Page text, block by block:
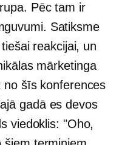
Pēc tam ir
Satiksme
reakcijai, un
mārketinga
no šīs konferences
gadā es devos
viedoklis: "Oho,